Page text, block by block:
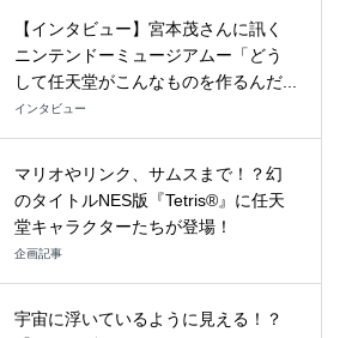
【インタビュー】宮本茂さんに訊く
ニンテンドーミュージアムー「どう
して任天堂がこんなものを作るんだ...
インタビュー
マリオやリンク、サムスまで！？幻
のタイトルNES版『Tetris®』に任天
堂キャラクターたちが登場！
企画記事
宇宙に浮いているように見える！？